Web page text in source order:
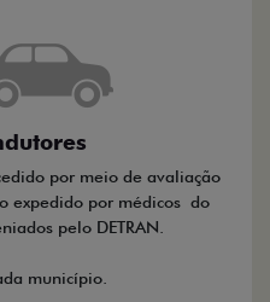
por meio de avaliação
expedido por médicos do
pelo DETRAN.
município.